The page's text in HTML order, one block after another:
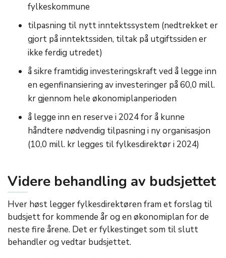
fylkeskommune
tilpasning til nytt inntektssystem (nedtrekket er
gjort på inntektssiden, tiltak på utgiftssiden er
ikke ferdig utredet)
å sikre framtidig investeringskraft ved å legge inn
en egenfinansiering av investeringer på 60,0 mill.
kr gjennom hele økonomiplanperioden
å legge inn en reserve i 2024 for å kunne
håndtere nødvendig tilpasning i ny organisasjon
(10,0 mill. kr legges til fylkesdirektør i 2024)
Videre behandling av budsjettet
Hver høst legger fylkesdirektøren fram et forslag til
budsjett for kommende år og en økonomiplan for de
neste fire årene. Det er fylkestinget som til slutt
behandler og vedtar budsjettet.